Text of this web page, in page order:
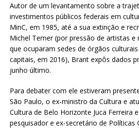
Autor de um levantamento sobre a
investimentos públicos federais em
MinC, em 1985, até a sua extinção e
Michel Temer (por pressão de artistas
que ocuparam sedes de órgãos
capitais, em 2016), Brant expôs dados
junho último.
Para debater com ele estiveram
São Paulo, o ex-ministro da Cultura e
Cultura de Belo Horizonte Juca Ferreira
pesquisador e ex-secretário de Políticas